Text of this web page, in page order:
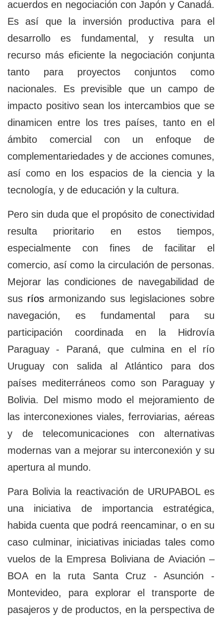
acuerdos en negociación con Japón y Canadá.
Es así que la inversión productiva para el
desarrollo es fundamental, y resulta un
recurso más eficiente la negociación conjunta
tanto para proyectos conjuntos como
nacionales. Es previsible que un campo de
impacto positivo sean los intercambios que se
dinamicen entre los tres países, tanto en el
ámbito comercial con un enfoque de
complementariedades y de acciones comunes,
así como en los espacios de la ciencia y la
tecnología, y de educación y la cultura.
Pero sin duda que el propósito de conectividad
resulta prioritario en estos tiempos,
especialmente con fines de facilitar el
comercio, así como la circulación de personas.
Mejorar las condiciones de navegabilidad de
sus ríos armonizando sus legislaciones sobre
navegación, es fundamental para su
participación coordinada en la Hidrovía
Paraguay - Paraná, que culmina en el río
Uruguay con salida al Atlántico para dos
países mediterráneos como son Paraguay y
Bolivia. Del mismo modo el mejoramiento de
las interconexiones viales, ferroviarias, aéreas
y de telecomunicaciones con alternativas
modernas van a mejorar su interconexión y su
apertura al mundo.
Para Bolivia la reactivación de URUPABOL es
una iniciativa de importancia estratégica,
habida cuenta que podrá reencaminar, o en su
caso culminar, iniciativas iniciadas tales como
vuelos de la Empresa Boliviana de Aviación –
BOA en la ruta Santa Cruz - Asunción -
Montevideo, para explorar el transporte de
pasajeros y de productos, en la perspectiva de